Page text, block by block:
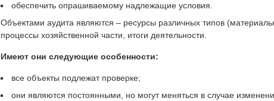
обеспечить опрашиваемому надлежащие условия.
Объектами аудита являются – ресурсы различных типов
процессы хозяйственной части, итоги деятельности.
Имеют они следующие особенности:
все объекты подлежат проверке;
они являются постоянными, но могут меняться в случае